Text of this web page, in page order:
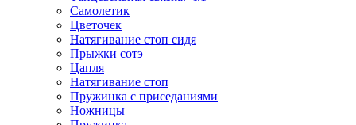
Самолетик
Цветочек
Натягивание стоп сидя
Прыжки сотэ
Цапля
Натягивание стоп
Пружинка с приседаниями
Ножницы